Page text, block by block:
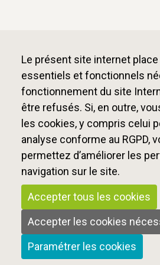
Le présent site internet
essentiels et fonctionnels
fonctionnement du site
être refusés. Si, en outre,
les cookies, y compris celui
analyse conforme au RGPD,
permettez d’améliorer les
navigation sur le site.
Accepter tous les cookies
Accepter les cookies
Paramétrer les cookies